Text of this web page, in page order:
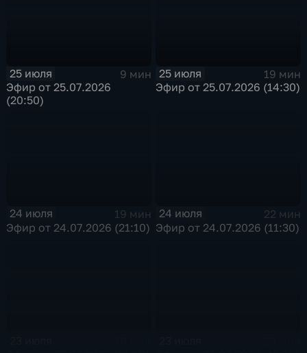
25 июля
9 мин
Эфир от 25.07.2026
(20:50)
25 июля
19 мин
Эфир от 25.07.2026 (14:30)
24 июля
19 мин
Эфир от 24.07.2026 (21:10)
24 июля
22 мин
Эфир от 24.07.2026 (11:30)